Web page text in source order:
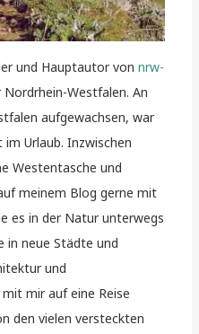
und Hauptautor vonnrw-
Westfalen. An
aufgewachsen, war
Urlaub. Inzwischen
Westentasche und
meinem Blog gerne mit
es in der Natur unterwegs
in neue Städte und
und
mir auf eine Reise
den vielen versteckten